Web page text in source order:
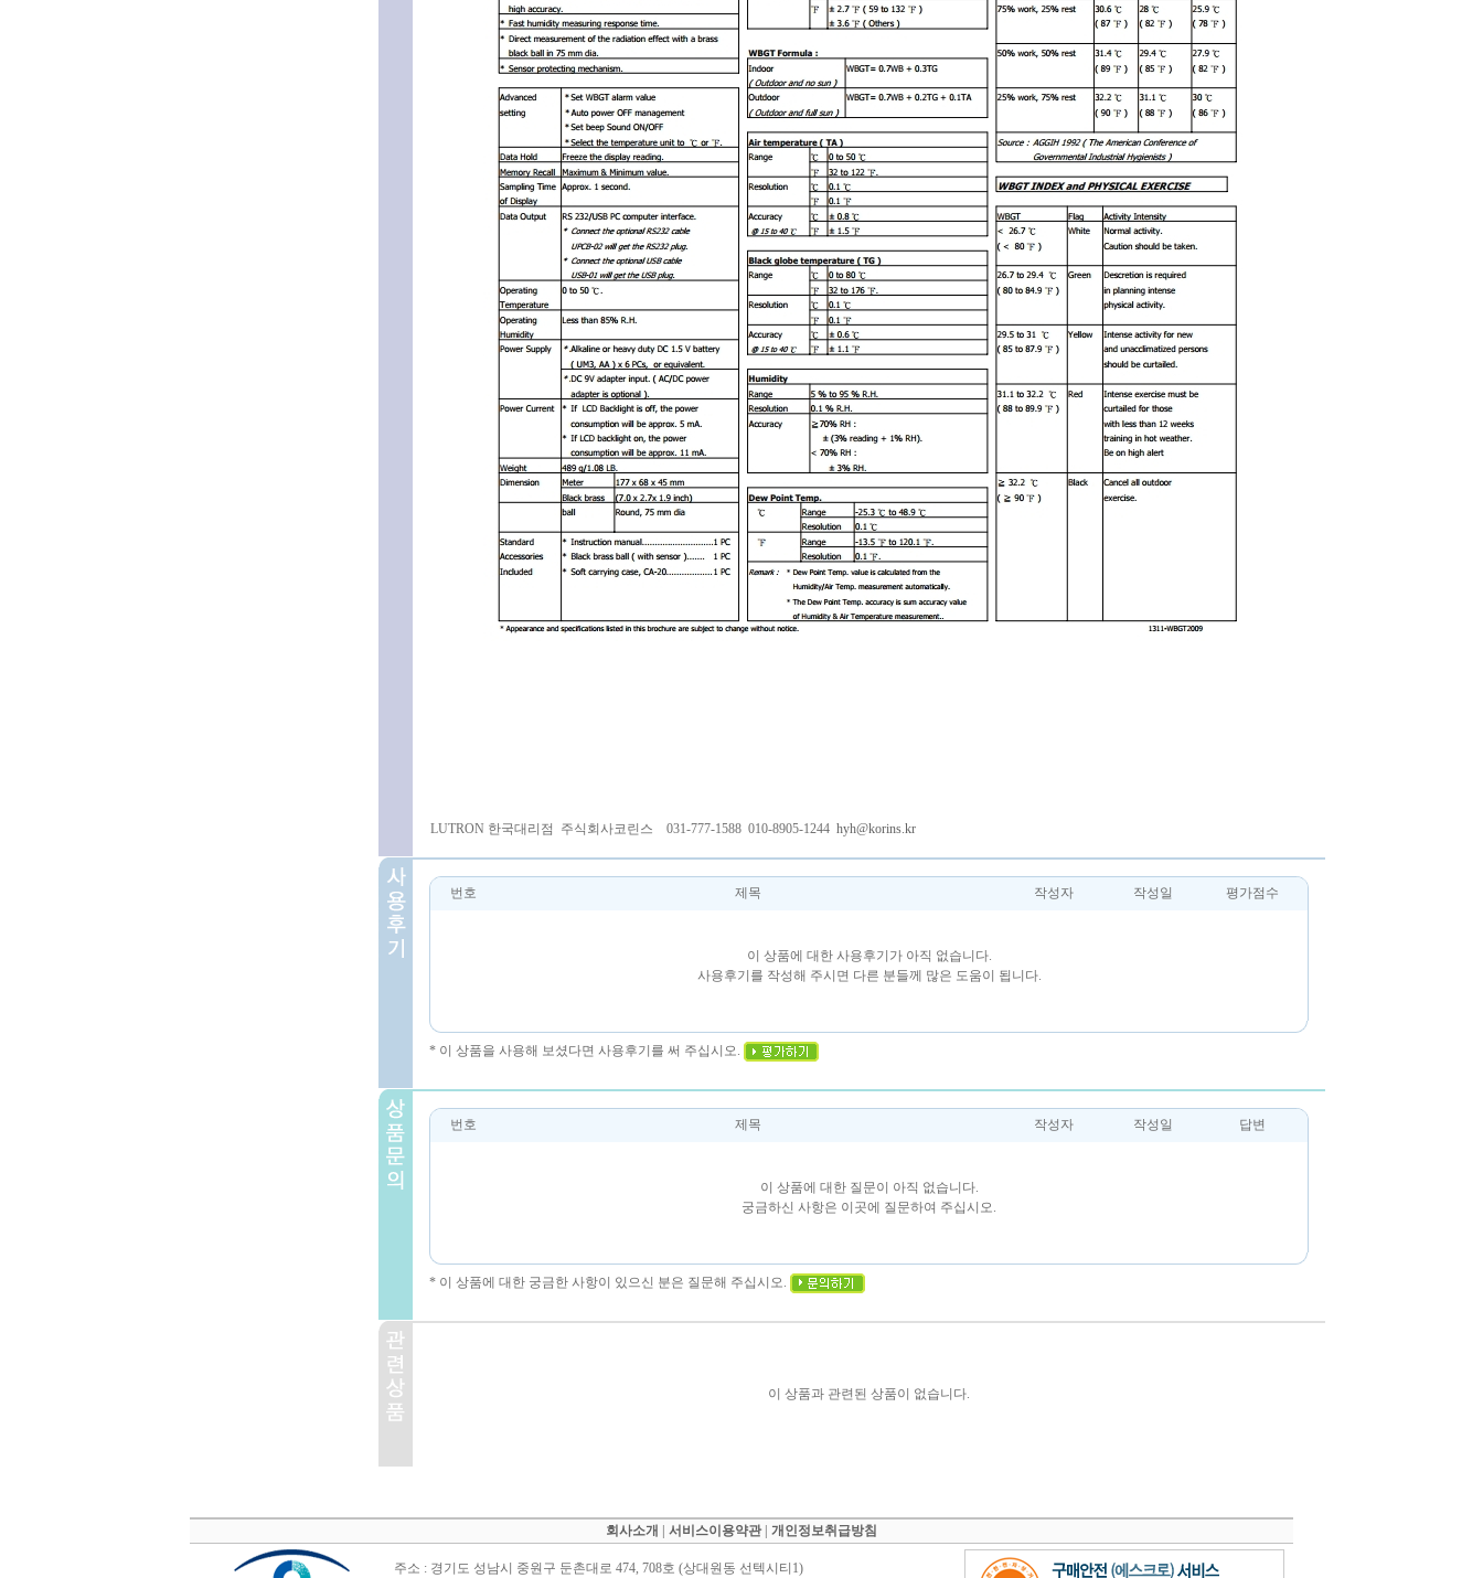
LUTRON 한국대리점 주식회사코린스 031-777-1588 010-8905-1244 hyh@korins.kr
번호 제목 작성자 작성일 평가점수
이 상품에 대한 사용후기가 아직 없습니다.
사용후기를 작성해 주시면 다른 분들께 많은 도움이 됩니다.
* 이 상품을 사용해 보셨다면 사용후기를 써 주십시오.
번호 제목 작성자 작성일 답변
이 상품에 대한 질문이 아직 없습니다.
궁금하신 사항은 이곳에 질문하여 주십시오.
* 이 상품에 대한 궁금한 사항이 있으신 분은 질문해 주십시오.
이 상품과 관련된 상품이 없습니다.
회사소개 서비스이용약관| 개인정보취급방침
주소 : 경기도 성남시 중원구 둔촌대로 474, 708호 (상대원동 선텍시티1)